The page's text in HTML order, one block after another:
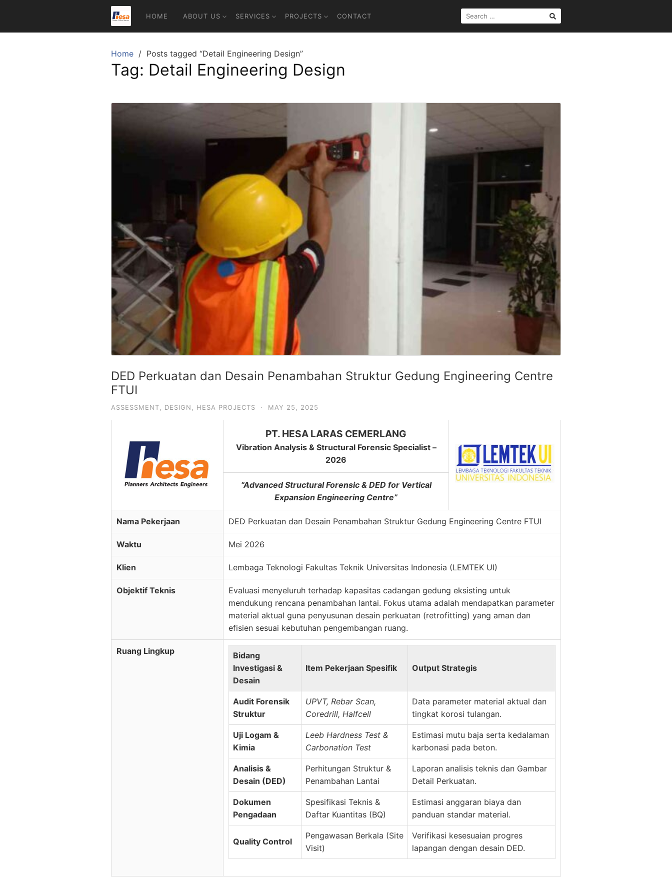
content
HOME ABOUT US SERVICES PROJECTS CONTACT
SEARCH
FOR:
Home Posts tagged “Detail Engineering Design”
Tag: Detail Engineering Design
DED Perkuatan dan Desain Penambahan Struktur Gedung Engineering Centre
FTUI
ASSESSMENT DESIGN HESA PROJECTS · MAY 25, 2025
PT. HESA LARAS CEMERLANG
Vibration Analysis & Structural Forensic Specialist –
2026
“Advanced Structural Forensic & DED for Vertical
Expansion Engineering Centre”
Nama Pekerjaan DED Perkuatan dan Desain Penambahan Struktur Gedung Engineering Centre FTUI
Waktu Mei 2026
Klien Lembaga Teknologi Fakultas Teknik Universitas Indonesia (LEMTEK UI)
Objektif Teknis
Evaluasi menyeluruh terhadap kapasitas cadangan gedung eksisting untuk
mendukung rencana penambahan lantai. Fokus utama adalah mendapatkan parameter
material aktual guna penyusunan desain perkuatan (retrofitting) yang aman dan
efisien sesuai kebutuhan pengembangan ruang.
Ruang Lingkup
Bidang
Investigasi &
Desain
Item Pekerjaan Spesifik Output Strategis
Audit Forensik
Struktur
UPVT, Rebar Scan,
Coredrill, Halfcell
Data parameter material aktual dan
tingkat korosi tulangan.
Uji Logam &
Kimia
Leeb Hardness Test &
Carbonation Test
Estimasi mutu baja serta kedalaman
karbonasi pada beton.
Analisis &
Desain (DED)
Perhitungan Struktur &
Penambahan Lantai
Laporan analisis teknis dan Gambar
Detail Perkuatan.
Dokumen
Pengadaan
Spesifikasi Teknis &
Daftar Kuantitas (BQ)
Estimasi anggaran biaya dan
panduan standar material.
Quality Control
Pengawasan Berkala (Site
Visit)
Verifikasi kesesuaian progres
lapangan dengan desain DED.